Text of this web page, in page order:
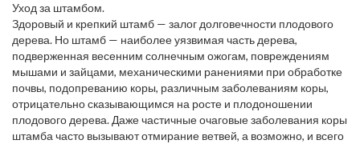
Уход за штамбом.
Здоровый и крепкий штамб — залог долговечности плодового
дерева. Но штамб — наиболее уязвимая часть дерева,
подверженная весенним солнечным ожогам, повреждениям
мышами и зайцами, механическими ранениями при обработке
почвы, подопреванию коры, различным заболеваниям коры,
отрицательно сказывающимся на росте и плодоношении
плодового дерева. Даже частичные очаговые заболевания коры
штамба часто вызывают отмирание ветвей, а возможно, и всего